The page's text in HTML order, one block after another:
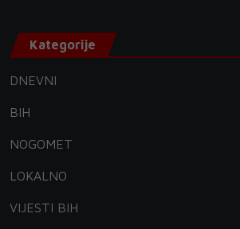
Kategorije
DNEVNI
BIH
NOGOMET
LOKALNO
VIJESTI BIH